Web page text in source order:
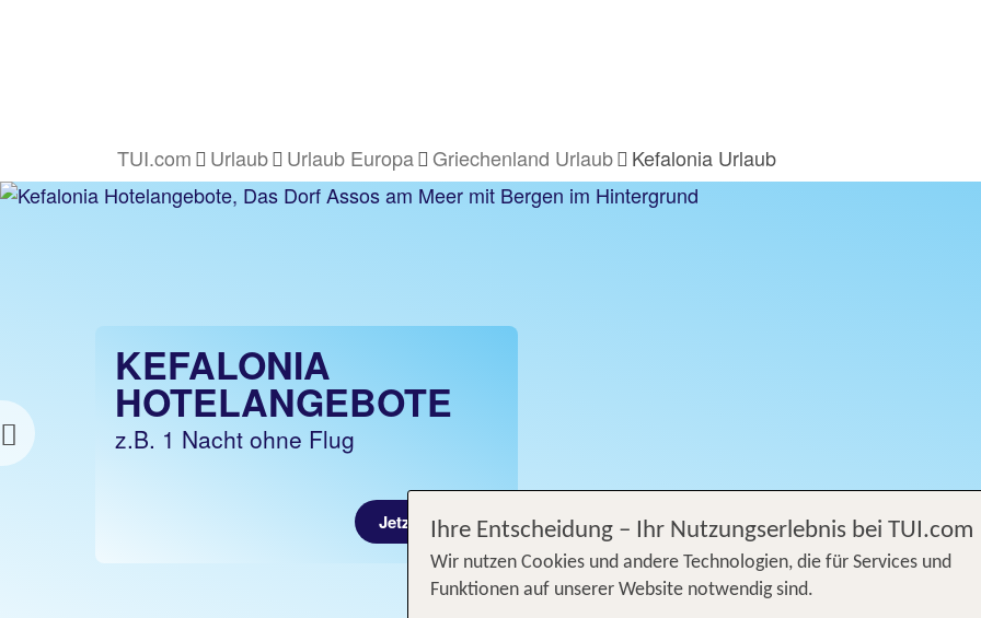
TUI.com Urlaub Urlaub Europa Griechenland Urlaub Kefalonia Urlaub
Previous
KEFALONIA
URLAUB
z.B. 1 Woche Hotel inkl. Flug
Jetzt ab 640 €
KEFALONIA
HOTELANGEBOTE
z.B. 1 Nacht ohne Flug
Jetzt ab 23 €Ihre Entscheidung – Ihr Nutzungserlebnis bei TUI.com
Wir nutzen Cookies und andere Technologien, die für Services und
Funktionen auf unserer Website notwendig sind.